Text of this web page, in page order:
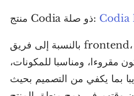
منتج Codia ذو صلة: Codia
بالنسبة إلى فريق frontend، يعني هذا أن code
مقروءا، ومناسبا للمكونات،
بما يكفي من التصميم بحيث